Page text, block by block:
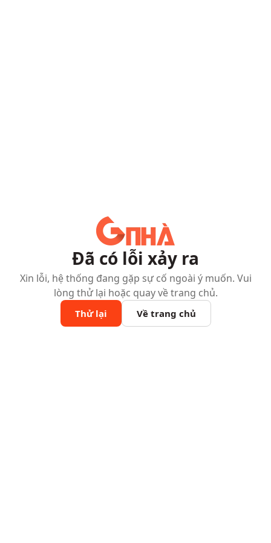
Đã có lỗi xảy ra
Xin lỗi, hệ thống đang gặp sự cố ngoài ý muốn. Vui
lòng thử lại hoặc quay về trang chủ.
Thử lại Về trang chủ